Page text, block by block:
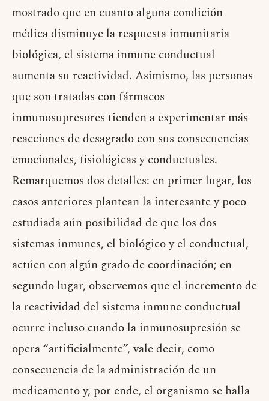
mostrado que en cuanto alguna condición
médica disminuye la respuesta inmunitaria
biológica, el sistema inmune conductual
aumenta su reactividad. Asimismo, las personas
que son tratadas con fármacos
inmunosupresores tienden a experimentar más
reacciones de desagrado con sus consecuencias
emocionales, fisiológicas y conductuales.
Remarquemos dos detalles: en primer lugar, los
casos anteriores plantean la interesante y poco
estudiada aún posibilidad de que los dos
sistemas inmunes, el biológico y el conductual,
actúen con algún grado de coordinación; en
segundo lugar, observemos que el incremento de
la reactividad del sistema inmune conductual
ocurre incluso cuando la inmunosupresión se
opera “artificialmente”, vale decir, como
consecuencia de la administración de un
medicamento y, por ende, el organismo se halla